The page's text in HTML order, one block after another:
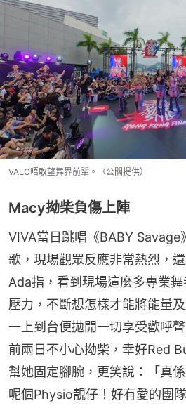
VALC唔敢望舞界前輩。（公關提供）
Macy拗柴負傷上陣
VIVA當日跳唱《BABY Savage
歌，現場觀眾反應非常熱烈，
Ada指，看到現場這麼多專業
壓力，不斷想怎樣才能將能量
一上到台便拋開一切享受歡呼
前兩日不小心拗柴，幸好Red
幫她固定腳腕，更笑說：「真
呢個Physio靚仔！好有愛的團